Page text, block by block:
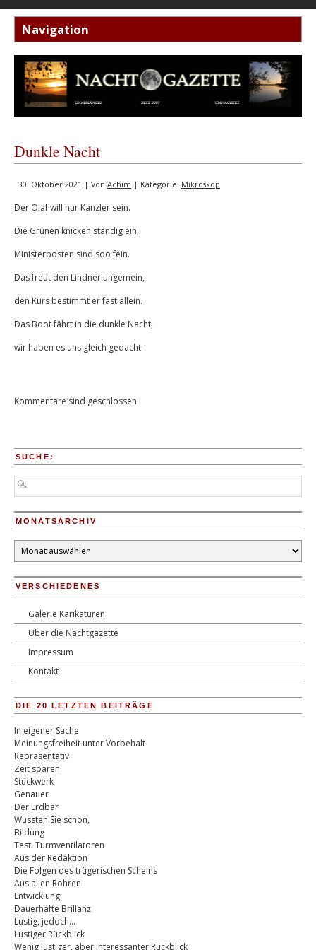
Dunkle Nacht
30. Oktober 2021 | Von Achim | Kategorie: Mikroskop
Der Olaf will nur Kanzler sein.
Die Grünen knicken ständig ein,
Ministerposten sind soo fein.
Das freut den Lindner ungemein,
den Kurs bestimmt er fast allein.
Das Boot fährt in die dunkle Nacht,
wir haben es uns gleich gedacht.
Kommentare sind geschlossen
SUCHE:
MONATSARCHIV
Monatsarchiv
VERSCHIEDENES
Galerie Karikaturen
Über die Nachtgazette
Impressum
Kontakt
DIE 20 LETZTEN BEITRÄGE
In eigener Sache
Meinungsfreiheit unter Vorbehalt
Repräsentativ
Zeit sparen
Stückwerk
Genauer
Der Erdbär
Wussten Sie schon,
Bildung
Test: Turmventilatoren
Aus der Redaktion
Die Folgen des trügerischen Scheins
Aus allen Rohren
Entwicklung
Dauerhafte Brillanz
Lustig, jedoch…
Lustiger Rückblick
Wenig lustiger, aber interessanter Rückblick